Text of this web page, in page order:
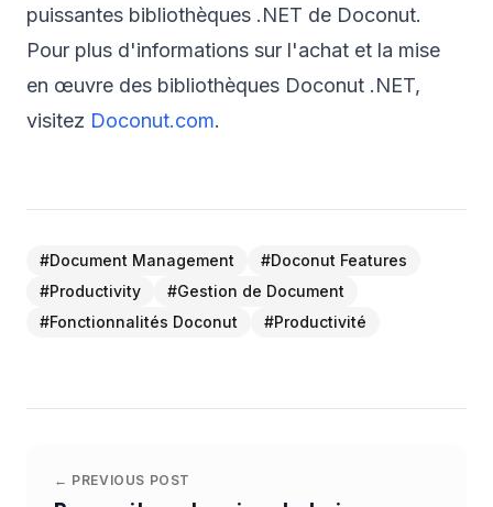
puissantes bibliothèques .NET de Doconut.
Pour plus d'informations sur l'achat et la mise
en œuvre des bibliothèques Doconut .NET,
visitez Doconut.com.
#Document Management #Doconut Features
#Productivity #Gestion de Document
#Fonctionnalités Doconut #Productivité
← PREVIOUS POST